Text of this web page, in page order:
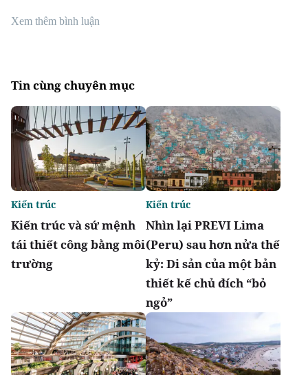
Xem thêm bình luận
Tin cùng chuyên mục
Kiến trúc và sứ mệnh
tái thiết công bằng môi
trường
Kiến trúc
Nhìn lại PREVI Lima
(Peru) sau hơn nửa thế
kỷ: Di sản của một bản
thiết kế chủ đích “bỏ
ngỏ”
Kiến trúc